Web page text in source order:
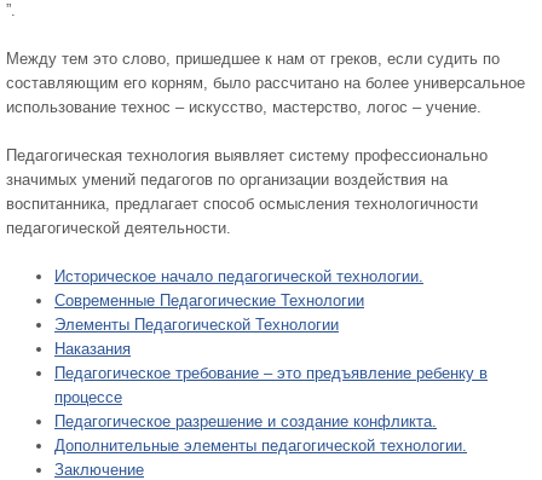
”.
Между тем это слово, пришедшее к нам от греков, если судить по
составляющим его корням, было рассчитано на более универсальное
использование технос – искусство, мастерство, логос – учение.
Педагогическая технология выявляет систему профессионально
значимых умений педагогов по организации воздействия на
воспитанника, предлагает способ осмысления технологичности
педагогической деятельности.
Историческое начало педагогической технологии.
Современные Педагогические Технологии
Элементы Педагогической Технологии
Наказания
Педагогическое требование – это предъявление ребенку в
процессе
Педагогическое разрешение и создание конфликта.
Дополнительные элементы педагогической технологии.
Заключение